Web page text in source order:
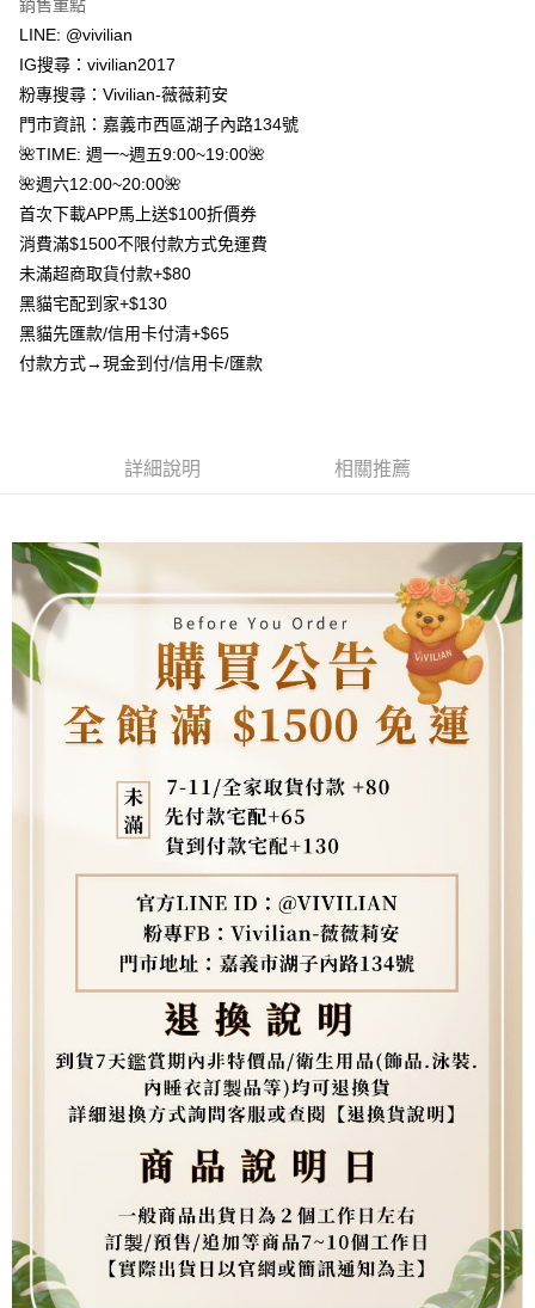
台新國際商業銀行
台灣樂天信用卡公司
悠遊付
Google Pay
大哥付你分期
相關說明
【大哥付你分期使用說明】
2.付款方式選擇「大哥付你分期」，訂單成立後會自動跳轉到大哥付的交易
流程，驗證手機門號後，選擇欲分期的期數、繳款截止日，確認付款後即完
成交易。
3.實際核准額度、可分期數及費用金額請依後續交易確認頁面所載為準。
4.訂單成立30分鐘內，如未前往確認交易或遇審核未通過，訂單將自動取
消。如遇「轉專審核」未通過狀況，表示未達大哥付你分期系統評分，恕無
【繳款方式說明】
帳／街口支付／iPASS MONEY」等通路繳費。
用戶於交易時，得透過本服務購買商品或服務，並由商店將買賣／分期付款
買賣價金債權讓與本公司後，依約使用本公司帳單繳交帳款。
2.基於同意付款使用「大哥付你分期」之契約關係目的，商店將以您的個人
資料（包含姓名、電話或地址）提供予台灣大哥大進項蒐集、處理及利用，
由本公司與您本人進行分期帳單所需資料之確認、核對及更正。
3.完整用戶服務條款，請詳閱以下連結：https://oppay.tw/userRule
AFTEE先享後付
相關說明
【關於「AFTEE先享後付」】
AFTEE先享後付是「在收到商品之後才付款」的支付方式。 讓您購物簡單
便利好安心！
１．簡單：不需註冊會員、不需綁卡、不需儲值。
２．便利：只要手機號碼，簡訊認證，即可結帳。
３．安心：先確認商品／服務後，再付款。
２．訂單成立數日內，您將收到繳費通知簡訊。
購買商品的店家。未經商家同意取消之訂單仍視為有效，需透過AFTEE先享
後付繳納相關費用。
※ 交易是否成功請以「AFTEE先享後付 」之結帳頁面顯示為準，若有關於
是否繳費成功／繳費後需取消欲退款等相關疑問，請聯繫「AFTEE先享後付
客戶支援中心」
https://netprotections.freshdesk.com/support/home
【注意事項】
１．透過由恩沛科技股份有限公司提供之「AFTEE先享後付」服務完成之交
易，需依本服務之必要範圍內提供個人資料，並將交易相關給付款項請求債
權轉讓予恩沛科技股份有限公司。
https://aftee.tw/terms/#terms3
３．未成年的使用者請事先徵得法定代理人或監護人之同意方可使用
「AFTEE先享後付」，若未經同意申辦者引起之損失，本公司不負相關責
４．使用「AFTEE先享後付」時，將依據個別帳號之用戶狀況，依本公司即
時審查核予不同之上限額度；若仍有額度不足之情形，本公司將視審查結果
請求用戶進行身份認證。
５．嚴禁一人註冊多個帳號或使用他人資訊註冊。若發現惡意使用之情形，
恩沛科技股份有限公司將有權停止該用戶之使用額度並採取法律行動。
ATM付款
貨到付款
運送方式
先付款宅配到府
每筆NT$65，滿NT$1,500(含以上)免運費
貨到付款
每筆NT$130，滿NT$1,500(含以上)免運費
海外配送 查看運費
銷售重點
LINE: @vivilian
IG搜尋：vivilian2017
粉專搜尋：Vivilian-薇薇莉安
門市資訊：嘉義市西區湖子內路134號
🌺TIME: 週一~週五9:00~19:00🌺
🌺週六12:00~20:00🌺
首次下載APP馬上送$100折價券
消費滿$1500不限付款方式免運費
未滿超商取貨付款+$80
黑貓宅配到家+$130
黑貓先匯款/信用卡付清+$65
付款方式→現金到付/信用卡/匯款
詳細說明 相關推薦